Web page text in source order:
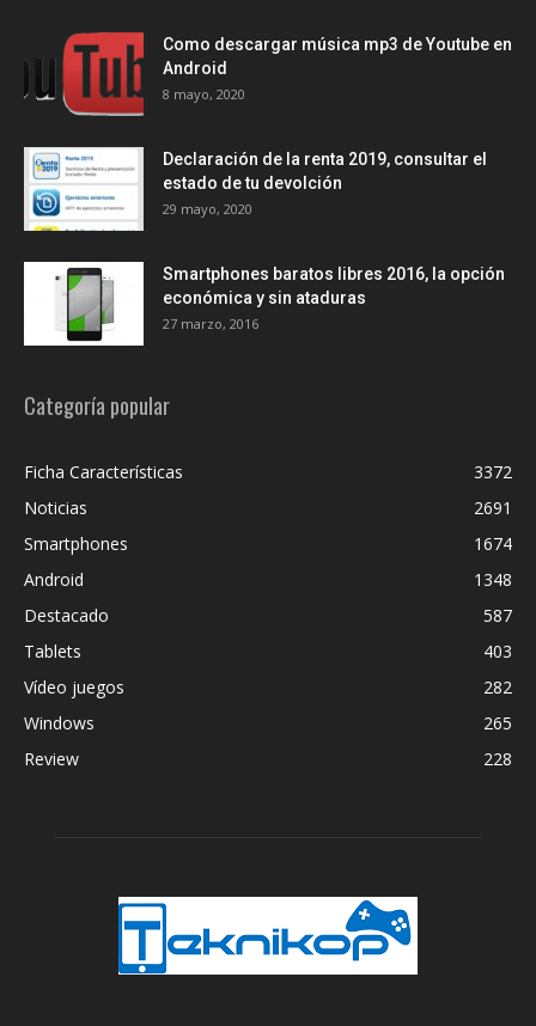
Como descargar música mp3 de Youtube en
Android
8 mayo, 2020
Declaración de la renta 2019, consultar el
estado de tu devolción
29 mayo, 2020
Smartphones baratos libres 2016, la opción
económica y sin ataduras
27 marzo, 2016
Categoría popular
Ficha Características
3372
Noticias
2691
Smartphones
1674
Android
1348
Destacado
587
Tablets
403
Vídeo juegos
282
Windows
265
Review
228